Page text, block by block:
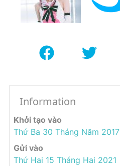
Information
Khởi tạo vào
Thứ Ba 30 Tháng Năm 2017
Gửi vào
Thứ Hai 15 Tháng Hai 2021